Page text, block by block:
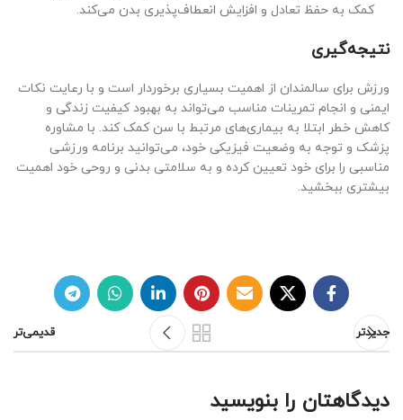
کمک به حفظ تعادل و افزایش انعطاف‌پذیری بدن می‌کند.
نتیجه‌گیری
ورزش برای سالمندان از اهمیت بسیاری برخوردار است و با رعایت نکات
ایمنی و انجام تمرینات مناسب می‌تواند به بهبود کیفیت زندگی و
کاهش خطر ابتلا به بیماری‌های مرتبط با سن کمک کند. با مشاوره
پزشک و توجه به وضعیت فیزیکی خود، می‌توانید برنامه ورزشی
مناسبی را برای خود تعیین کرده و به سلامتی بدنی و روحی خود اهمیت
بیشتری ببخشید.
جدیدتر قدیمی‌تر
دیدگاهتان را بنویسید